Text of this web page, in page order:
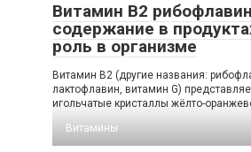
Витамин В2 рибофлавин
содержание в
роль в организме
Витамин В2 (другие названия:
лактофлавин, витамин G)
игольчатые кристаллы жёлто-
Витамины